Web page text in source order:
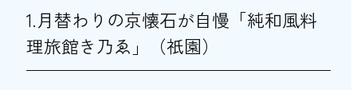
1.月替わりの京懐石が自慢「純和風料
理旅館き乃ゑ」（祇園）